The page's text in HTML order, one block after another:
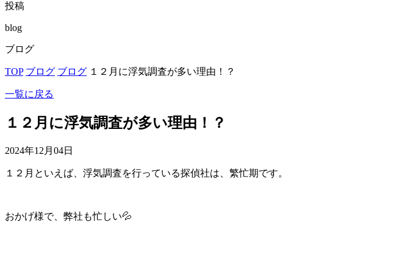
投稿
blog
ブログ
TOP ブログ ブログ １２月に浮気調査が多い理由！？
一覧に戻る
１２月に浮気調査が多い理由！？
2024年12月04日
１２月といえば、浮気調査を行っている探偵社は、繁忙期です。
おかげ様で、弊社も忙しい💦